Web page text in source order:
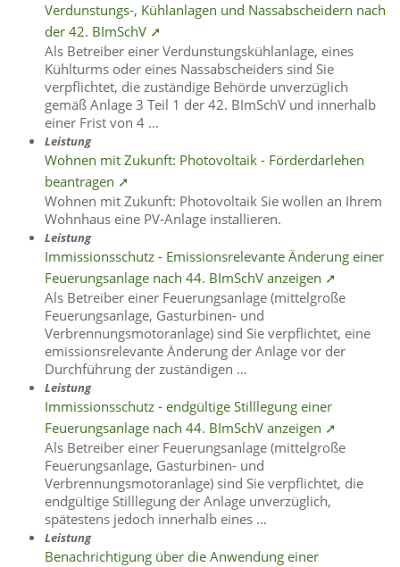
Verdunstungs-, Kühlanlagen und Nassabscheidern nach
der 42. BImSchV ➚
Als Betreiber einer Verdunstungskühlanlage, eines
Kühlturms oder eines Nassabscheiders sind Sie
verpflichtet, die zuständige Behörde unverzüglich
gemäß Anlage 3 Teil 1 der 42. BImSchV und innerhalb
einer Frist von 4 …
Leistung
Wohnen mit Zukunft: Photovoltaik - Förderdarlehen
beantragen ➚
Wohnen mit Zukunft: Photovoltaik Sie wollen an Ihrem
Wohnhaus eine PV-Anlage installieren.
Leistung
Immissionsschutz - Emissionsrelevante Änderung einer
Feuerungsanlage nach 44. BImSchV anzeigen ➚
Als Betreiber einer Feuerungsanlage (mittelgroße
Feuerungsanlage, Gasturbinen- und
Verbrennungsmotoranlage) sind Sie verpflichtet, eine
emissionsrelevante Änderung der Anlage vor der
Durchführung der zuständigen …
Leistung
Immissionsschutz - endgültige Stilllegung einer
Feuerungsanlage nach 44. BImSchV anzeigen ➚
Als Betreiber einer Feuerungsanlage (mittelgroße
Feuerungsanlage, Gasturbinen- und
Verbrennungsmotoranlage) sind Sie verpflichtet, die
endgültige Stilllegung der Anlage unverzüglich,
spätestens jedoch innerhalb eines …
Leistung
Benachrichtigung über die Anwendung einer